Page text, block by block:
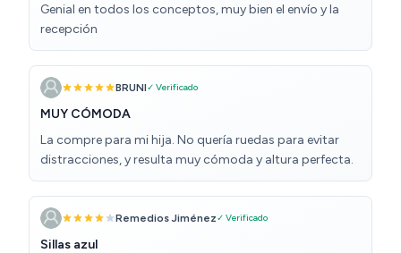
Genial en todos los conceptos, muy bien el envío y la
recepción
BRUNI✓ Verificado
MUY CÓMODA
La compre para mi hija. No quería ruedas para evitar
distracciones, y resulta muy cómoda y altura perfecta.
Remedios Jiménez✓ Verificado
Sillas azul